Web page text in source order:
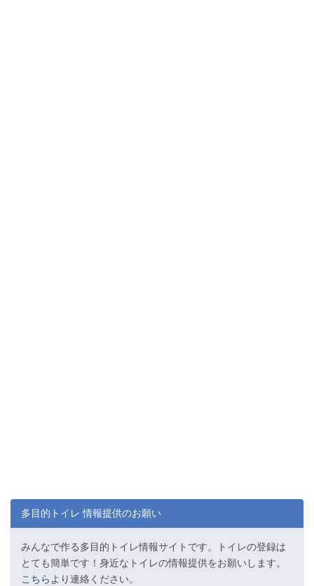
多目的トイレ 情報提供のお願い
みんなで作る多目的トイレ情報サイトです。トイレの登録は
とても簡単です！身近なトイレの情報提供をお願いします。
こちらより連絡ください。